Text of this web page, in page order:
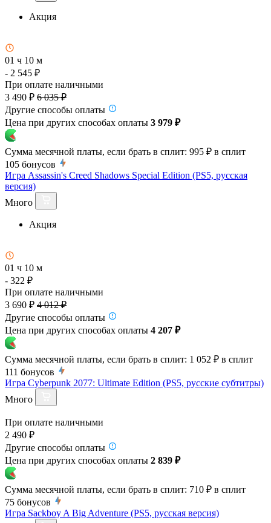
Акция
01 ч 10 м
- 2 545 ₽
При оплате наличными
3 490 ₽ 6 035 ₽
Другие способы оплаты
Цена при других способах оплаты 3 979 ₽
Сумма месячной платы, если брать в сплит: 995 ₽ в сплит
105 бонусов
Игра Assassin's Creed Shadows Special Edition (PS5, русская
версия)
Много
Акция
01 ч 10 м
- 322 ₽
При оплате наличными
3 690 ₽ 4 012 ₽
Другие способы оплаты
Цена при других способах оплаты 4 207 ₽
Сумма месячной платы, если брать в сплит: 1 052 ₽ в сплит
111 бонусов
Игра Cyberpunk 2077: Ultimate Edition (PS5, русские субтитры)
Много
При оплате наличными
2 490 ₽
Другие способы оплаты
Цена при других способах оплаты 2 839 ₽
Сумма месячной платы, если брать в сплит: 710 ₽ в сплит
75 бонусов
Игра Sackboy A Big Adventure (PS5, русская версия)